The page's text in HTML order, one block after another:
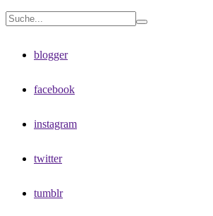
blogger
facebook
instagram
twitter
tumblr